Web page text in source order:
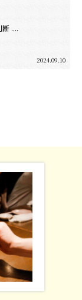
....
2024.09.10